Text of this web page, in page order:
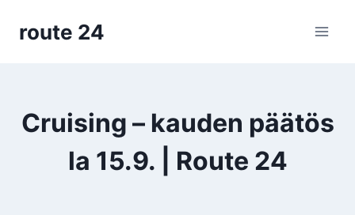
sisältöön
route 24
Cruising – kauden päätös
la 15.9. | Route 24